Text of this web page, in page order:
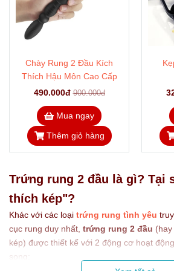
Chày Rung 2 Đầu Kích
Thích Hậu Môn Cao Cấp
490.000đ 900.000đ
Mua ngay
Thêm giỏ hàng
Trứng rung 2 đầu là gì? Tại
thích kép"?
Khác với các loại trứng rung tình yêu
cục rung duy nhất, trứng rung 2 đầu
kép) được thiết kế với 2 động cơ hoạt
song: